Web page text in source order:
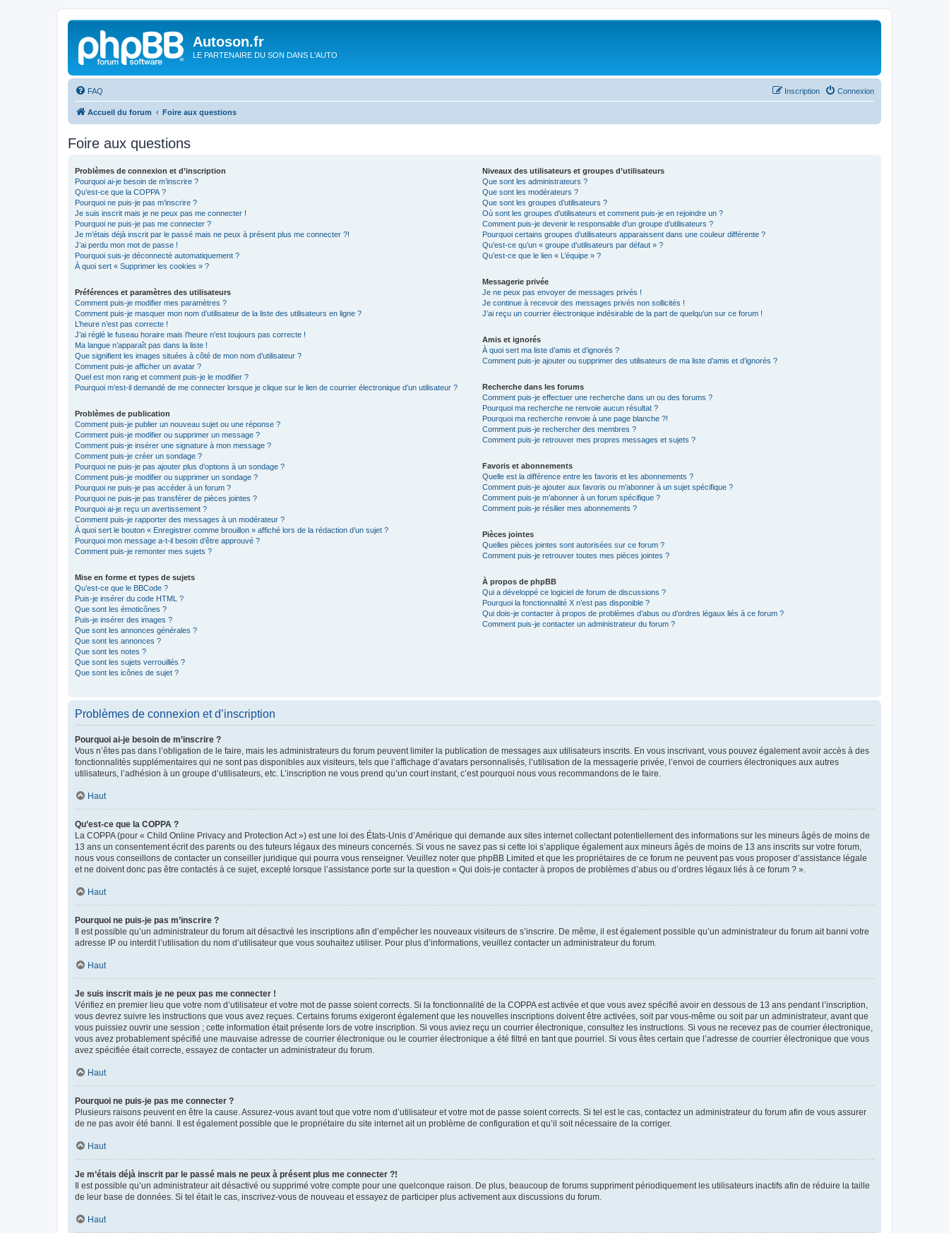
Autoson.fr
LE PARTENAIRE DU SON DANS L'AUTO
FAQ Connexion
Inscription
Accueil du forum Foire aux questions
Foire aux questions
Problèmes de connexion et d’inscription
Pourquoi ai-je besoin de m’inscrire ?
Qu’est-ce que la COPPA ?
Pourquoi ne puis-je pas m’inscrire ?
Je suis inscrit mais je ne peux pas me connecter !
Pourquoi ne puis-je pas me connecter ?
Je m’étais déjà inscrit par le passé mais ne peux à présent plus me connecter ?!
J’ai perdu mon mot de passe !
Pourquoi suis-je déconnecté automatiquement ?
À quoi sert « Supprimer les cookies » ?
Préférences et paramètres des utilisateurs
Comment puis-je modifier mes paramètres ?
Comment puis-je masquer mon nom d’utilisateur de la liste des utilisateurs en ligne ?
L’heure n’est pas correcte !
J’ai réglé le fuseau horaire mais l’heure n’est toujours pas correcte !
Ma langue n’apparaît pas dans la liste !
Que signifient les images situées à côté de mon nom d’utilisateur ?
Comment puis-je afficher un avatar ?
Quel est mon rang et comment puis-je le modifier ?
Pourquoi m’est-il demandé de me connecter lorsque je clique sur le lien de courrier électronique d’un utilisateur ?
Problèmes de publication
Comment puis-je publier un nouveau sujet ou une réponse ?
Comment puis-je modifier ou supprimer un message ?
Comment puis-je insérer une signature à mon message ?
Comment puis-je créer un sondage ?
Pourquoi ne puis-je pas ajouter plus d’options à un sondage ?
Comment puis-je modifier ou supprimer un sondage ?
Pourquoi ne puis-je pas accéder à un forum ?
Pourquoi ne puis-je pas transférer de pièces jointes ?
Pourquoi ai-je reçu un avertissement ?
Comment puis-je rapporter des messages à un modérateur ?
À quoi sert le bouton « Enregistrer comme brouillon » affiché lors de la rédaction d’un sujet ?
Pourquoi mon message a-t-il besoin d’être approuvé ?
Comment puis-je remonter mes sujets ?
Mise en forme et types de sujets
Qu’est-ce que le BBCode ?
Puis-je insérer du code HTML ?
Que sont les émoticônes ?
Puis-je insérer des images ?
Que sont les annonces générales ?
Que sont les annonces ?
Que sont les notes ?
Que sont les sujets verrouillés ?
Que sont les icônes de sujet ?
Niveaux des utilisateurs et groupes d’utilisateurs
Que sont les administrateurs ?
Que sont les modérateurs ?
Que sont les groupes d’utilisateurs ?
Où sont les groupes d’utilisateurs et comment puis-je en rejoindre un ?
Comment puis-je devenir le responsable d’un groupe d’utilisateurs ?
Pourquoi certains groupes d’utilisateurs apparaissent dans une couleur différente ?
Qu’est-ce qu’un « groupe d’utilisateurs par défaut » ?
Qu’est-ce que le lien « L’équipe » ?
Messagerie privée
Je ne peux pas envoyer de messages privés !
Je continue à recevoir des messages privés non sollicités !
J’ai reçu un courrier électronique indésirable de la part de quelqu’un sur ce forum !
Amis et ignorés
À quoi sert ma liste d’amis et d’ignorés ?
Comment puis-je ajouter ou supprimer des utilisateurs de ma liste d’amis et d’ignorés ?
Recherche dans les forums
Comment puis-je effectuer une recherche dans un ou des forums ?
Pourquoi ma recherche ne renvoie aucun résultat ?
Pourquoi ma recherche renvoie à une page blanche ?!
Comment puis-je rechercher des membres ?
Comment puis-je retrouver mes propres messages et sujets ?
Favoris et abonnements
Quelle est la différence entre les favoris et les abonnements ?
Comment puis-je ajouter aux favoris ou m’abonner à un sujet spécifique ?
Comment puis-je m’abonner à un forum spécifique ?
Comment puis-je résilier mes abonnements ?
Pièces jointes
Quelles pièces jointes sont autorisées sur ce forum ?
Comment puis-je retrouver toutes mes pièces jointes ?
À propos de phpBB
Qui a développé ce logiciel de forum de discussions ?
Pourquoi la fonctionnalité X n’est pas disponible ?
Qui dois-je contacter à propos de problèmes d’abus ou d’ordres légaux liés à ce forum ?
Comment puis-je contacter un administrateur du forum ?
Problèmes de connexion et d’inscription
Pourquoi ai-je besoin de m’inscrire ?
Vous n’êtes pas dans l’obligation de le faire, mais les administrateurs du forum peuvent limiter la publication de messages aux utilisateurs inscrits. En vous inscrivant, vous pouvez également avoir accès à des
fonctionnalités supplémentaires qui ne sont pas disponibles aux visiteurs, tels que l’affichage d’avatars personnalisés, l’utilisation de la messagerie privée, l’envoi de courriers électroniques aux autres
utilisateurs, l’adhésion à un groupe d’utilisateurs, etc. L’inscription ne vous prend qu’un court instant, c’est pourquoi nous vous recommandons de le faire.
Haut
Qu’est-ce que la COPPA ?
La COPPA (pour « Child Online Privacy and Protection Act ») est une loi des États-Unis d’Amérique qui demande aux sites internet collectant potentiellement des informations sur les mineurs âgés de moins de
13 ans un consentement écrit des parents ou des tuteurs légaux des mineurs concernés. Si vous ne savez pas si cette loi s’applique également aux mineurs âgés de moins de 13 ans inscrits sur votre forum,
nous vous conseillons de contacter un conseiller juridique qui pourra vous renseigner. Veuillez noter que phpBB Limited et que les propriétaires de ce forum ne peuvent pas vous proposer d’assistance légale
et ne doivent donc pas être contactés à ce sujet, excepté lorsque l’assistance porte sur la question « Qui dois-je contacter à propos de problèmes d’abus ou d’ordres légaux liés à ce forum ? ».
Haut
Pourquoi ne puis-je pas m’inscrire ?
Il est possible qu’un administrateur du forum ait désactivé les inscriptions afin d’empêcher les nouveaux visiteurs de s’inscrire. De même, il est également possible qu’un administrateur du forum ait banni votre
adresse IP ou interdit l’utilisation du nom d’utilisateur que vous souhaitez utiliser. Pour plus d’informations, veuillez contacter un administrateur du forum.
Haut
Je suis inscrit mais je ne peux pas me connecter !
Vérifiez en premier lieu que votre nom d’utilisateur et votre mot de passe soient corrects. Si la fonctionnalité de la COPPA est activée et que vous avez spécifié avoir en dessous de 13 ans pendant l’inscription,
vous devrez suivre les instructions que vous avez reçues. Certains forums exigeront également que les nouvelles inscriptions doivent être activées, soit par vous-même ou soit par un administrateur, avant que
vous puissiez ouvrir une session ; cette information était présente lors de votre inscription. Si vous aviez reçu un courrier électronique, consultez les instructions. Si vous ne recevez pas de courrier électronique,
vous avez probablement spécifié une mauvaise adresse de courrier électronique ou le courrier électronique a été filtré en tant que pourriel. Si vous êtes certain que l’adresse de courrier électronique que vous
avez spécifiée était correcte, essayez de contacter un administrateur du forum.
Haut
Pourquoi ne puis-je pas me connecter ?
Plusieurs raisons peuvent en être la cause. Assurez-vous avant tout que votre nom d’utilisateur et votre mot de passe soient corrects. Si tel est le cas, contactez un administrateur du forum afin de vous assurer
de ne pas avoir été banni. Il est également possible que le propriétaire du site internet ait un problème de configuration et qu’il soit nécessaire de la corriger.
Haut
Je m’étais déjà inscrit par le passé mais ne peux à présent plus me connecter ?!
Il est possible qu’un administrateur ait désactivé ou supprimé votre compte pour une quelconque raison. De plus, beaucoup de forums suppriment périodiquement les utilisateurs inactifs afin de réduire la taille
de leur base de données. Si tel était le cas, inscrivez-vous de nouveau et essayez de participer plus activement aux discussions du forum.
Haut